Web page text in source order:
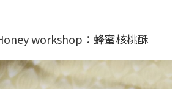
workshop：蜂蜜核桃酥